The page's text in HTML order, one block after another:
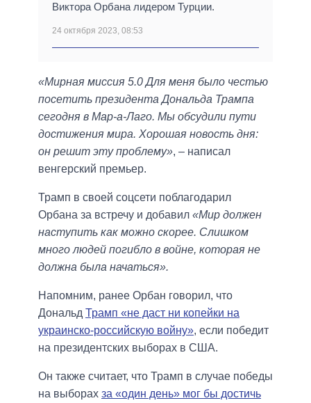
Виктора Орбана лидером Турции.
24 октября 2023, 08:53
«Мирная миссия 5.0 Для меня было честью
посетить президента Дональда Трампа
сегодня в Мар-а-Лаго. Мы обсудили пути
достижения мира. Хорошая новость дня:
он решит эту проблему», – написал
венгерский премьер.
Трамп в своей соцсети поблагодарил
Орбана за встречу и добавил «Мир должен
наступить как можно скорее. Слишком
много людей погибло в войне, которая не
должна была начаться».
Напомним, ранее Орбан говорил, что
Дональд Трамп «не даст ни копейки на
украинско-российскую войну», если победит
на президентских выборах в США.
Он также считает, что Трамп в случае победы
на выборах за «один день» мог бы достичь